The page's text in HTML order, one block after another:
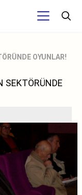
OYUNLAR!
SEKTÖRÜNDE